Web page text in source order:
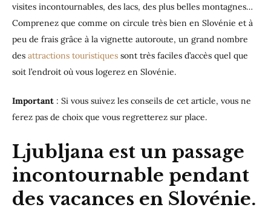
visites incontournables, des lacs, des plus belles montagnes…
Comprenez que comme on circule très bien en Slovénie et à
peu de frais grâce à la vignette autoroute, un grand nombre
des attractions touristiques sont très faciles d’accès quel que
soit l’endroit où vous logerez en Slovénie.
Important : Si vous suivez les conseils de cet article, vous ne
ferez pas de choix que vous regretterez sur place.
Ljubljana est un passage
incontournable pendant
des vacances en Slovénie.